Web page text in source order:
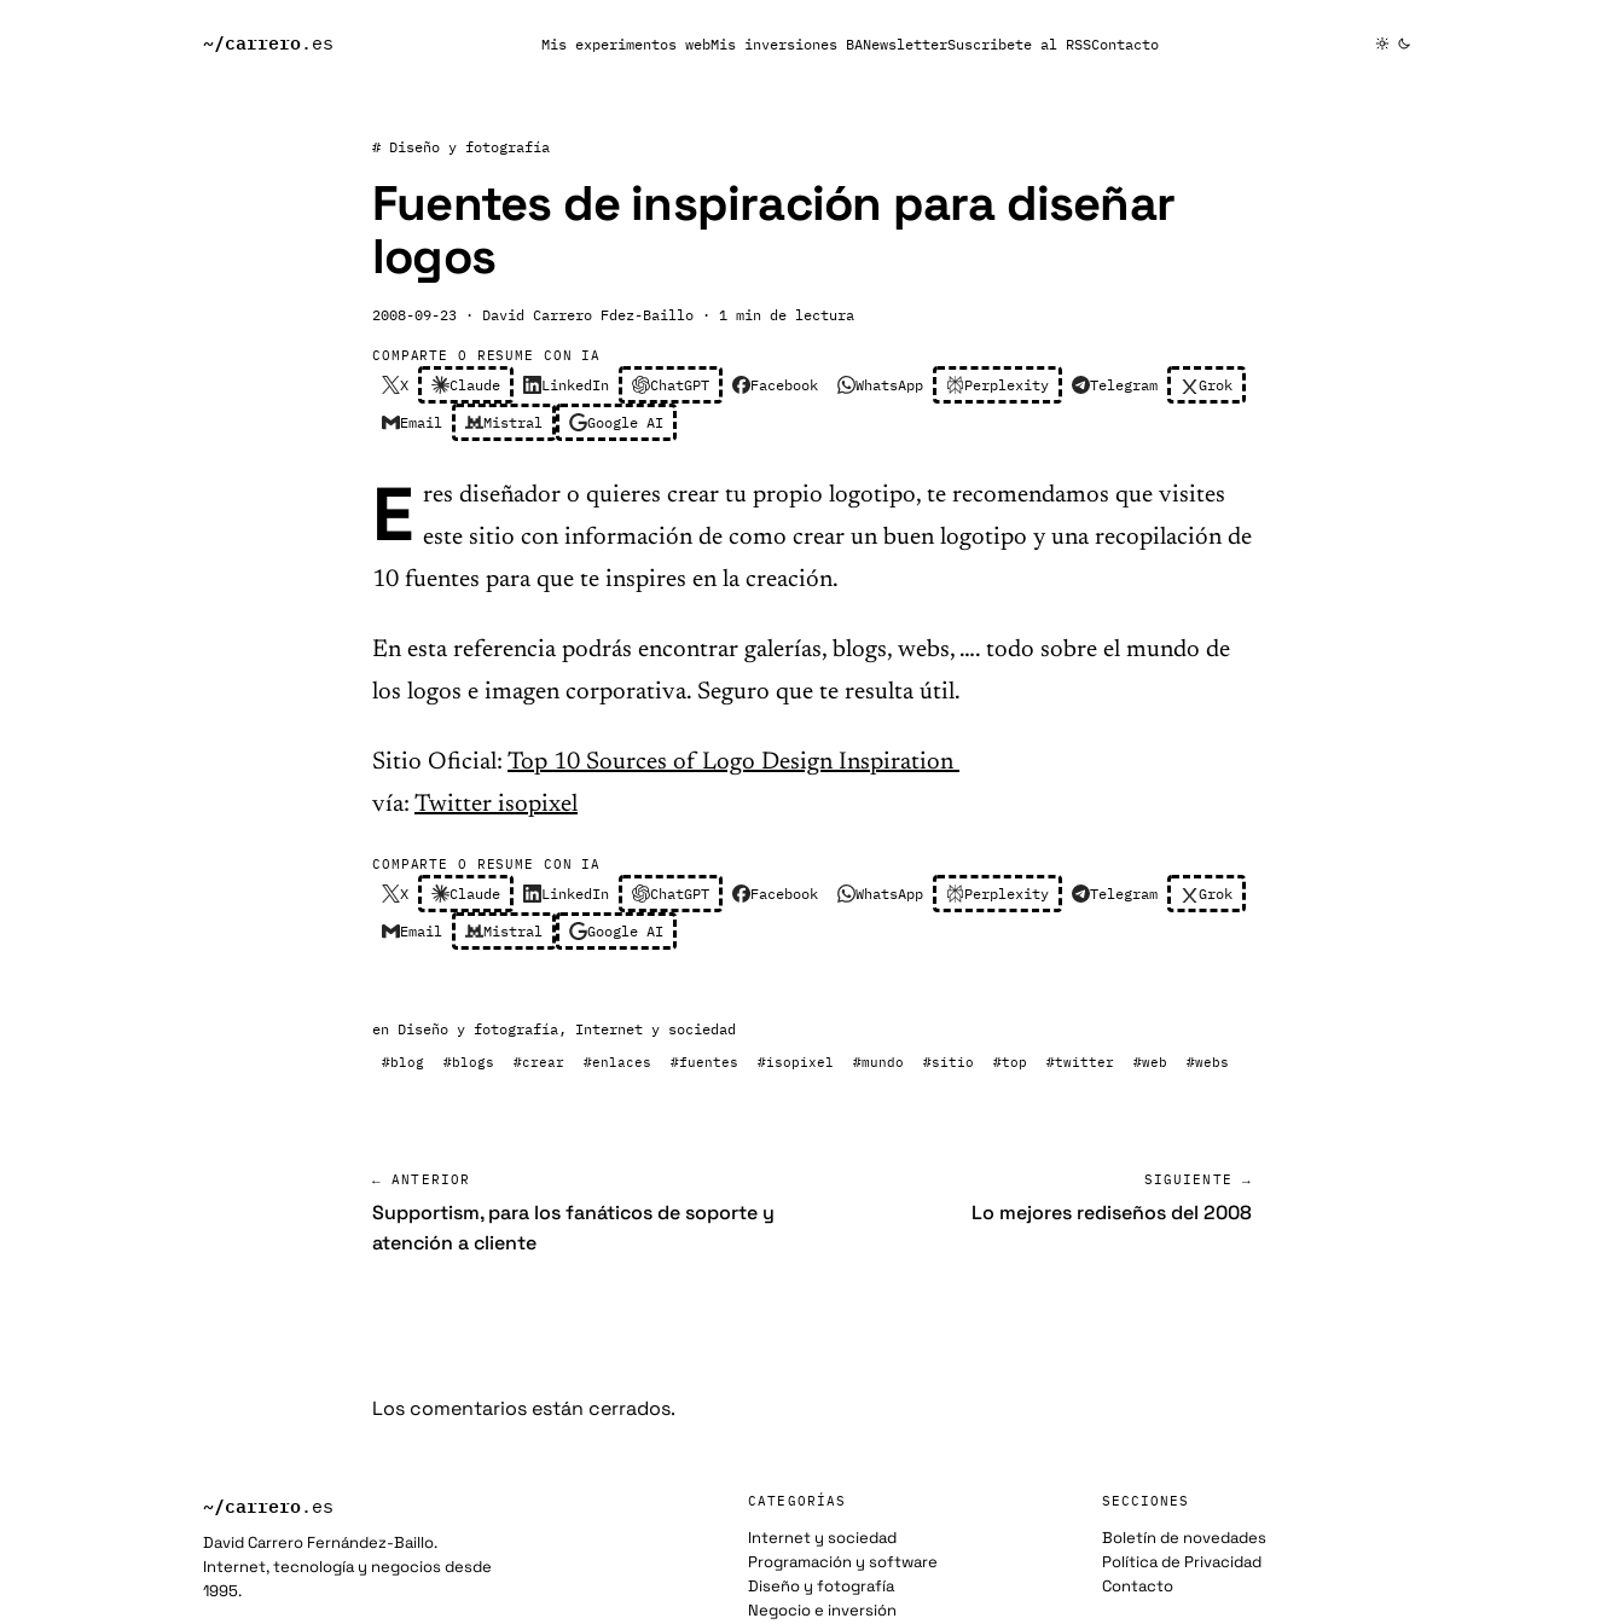
~/carrero.es Mis experimentos webMis inversiones BANewsletterSuscribete al RSSContacto
# Diseño y fotografía
Fuentes de inspiración para diseñar
logos
2008-09-23 · David Carrero Fdez-Baillo · 1 min de lectura
COMPARTE O RESUME CON IA
X Claude LinkedIn ChatGPT Facebook WhatsApp Perplexity Telegram Grok
Email Mistral Google AI
E res diseñador o quieres crear tu propio logotipo, te recomendamos que visites
este sitio con información de como crear un buen logotipo y una recopilación de
10 fuentes para que te inspires en la creación.
En esta referencia podrás encontrar galerías, blogs, webs, …. todo sobre el mundo de
los logos e imagen corporativa. Seguro que te resulta útil.
Sitio Oficial: Top 10 Sources of Logo Design Inspiration
vía: Twitter isopixel
COMPARTE O RESUME CON IA
X Claude LinkedIn ChatGPT Facebook WhatsApp Perplexity Telegram Grok
Email Mistral Google AI
en Diseño y fotografía, Internet y sociedad
#blog #blogs #crear #enlaces #fuentes #isopixel #mundo #sitio #top #twitter #web #webs
← ANTERIOR
Supportism, para los fanáticos de soporte y
atención a cliente
SIGUIENTE →
Lo mejores rediseños del 2008
Los comentarios están cerrados.
~/carrero.es
David Carrero Fernández-Baillo.
Internet, tecnología y negocios desde
1995.
CATEGORÍAS
Internet y sociedad
Programación y software
Diseño y fotografía
Negocio e inversión
SECCIONES
Boletín de novedades
Política de Privacidad
Contacto